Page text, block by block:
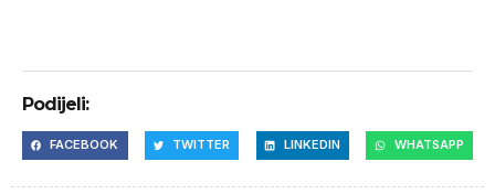
Podijeli:
FACEBOOK TWITTER LINKEDIN WHATSAPP